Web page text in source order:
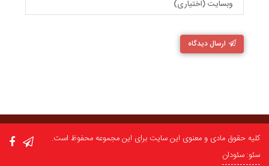
ارسال دیدگاه
کلیه حقوق مادی و معنوی این سایت برای این مجموعه محفوظ است.
سئو: سئودان